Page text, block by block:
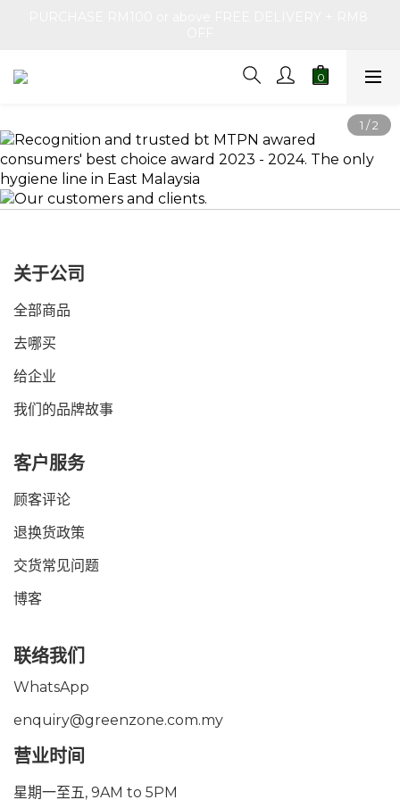
关于公司
全部商品
去哪买
给企业
我们的品牌故事
客户服务
顾客评论
退换货政策
交货常见问题
博客
联络我们
WhatsApp
enquiry@greenzone.com.my
营业时间
星期一至五, 9AM to 5PM